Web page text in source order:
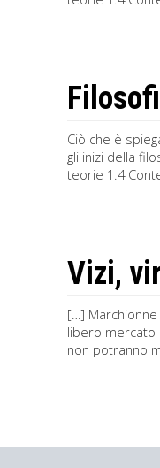
Ciò che è
gli inizi della
teorie 1.4
Vizi,
[…]
libero mercato
non potranno